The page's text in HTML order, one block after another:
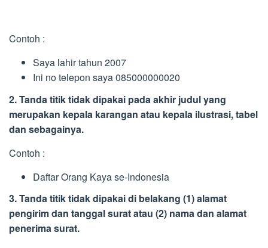
Contoh :
Saya lahir tahun 2007
Ini no telepon saya 085000000020
2. Tanda titik tidak dipakai pada akhir judul yang
merupakan kepala karangan atau kepala ilustrasi, tabel
dan sebagainya.
Contoh :
Daftar Orang Kaya se-Indonesia
3. Tanda titik tidak dipakai di belakang (1) alamat
pengirim dan tanggal surat atau (2) nama dan alamat
penerima surat.